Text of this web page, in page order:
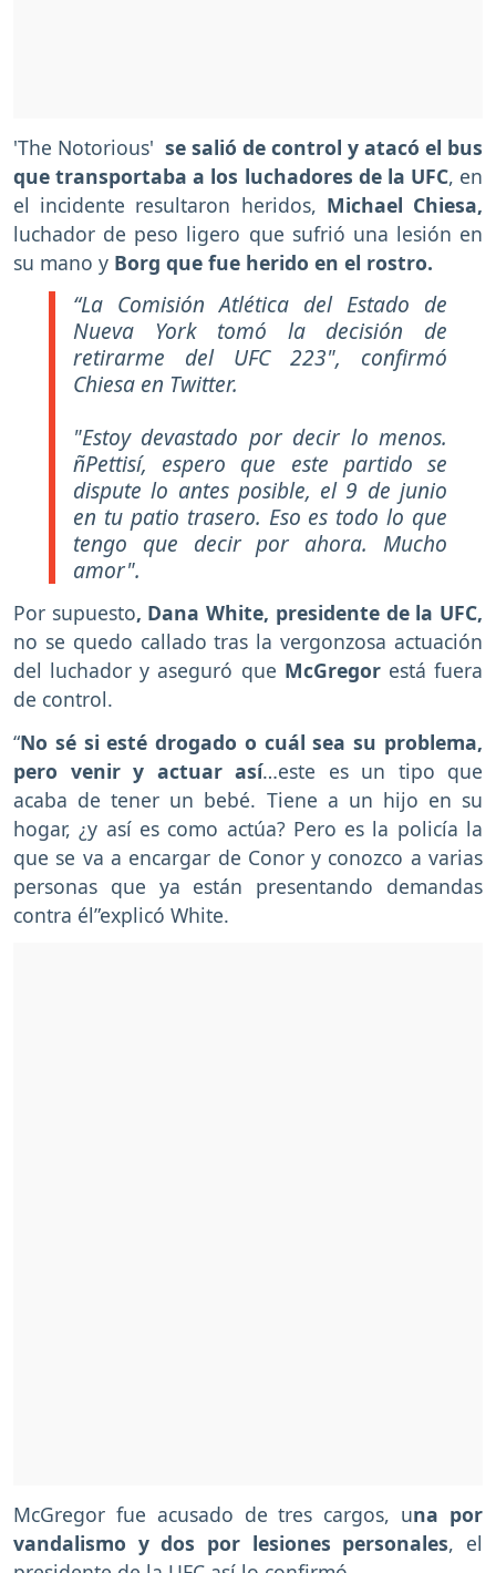
'The Notorious' se salió de control y atacó el bus
que transportaba a los luchadores de la UFC, en
el incidente resultaron heridos, Michael Chiesa,
luchador de peso ligero que sufrió una lesión en
su mano y Borg que fue herido en el rostro.
“La Comisión Atlética del Estado de
Nueva York tomó la decisión de
retirarme del UFC 223", confirmó
Chiesa en Twitter.
"Estoy devastado por decir lo menos.
ñPettisí, espero que este partido se
dispute lo antes posible, el 9 de junio
en tu patio trasero. Eso es todo lo que
tengo que decir por ahora. Mucho
amor".
Por supuesto, Dana White, presidente de la UFC,
no se quedo callado tras la vergonzosa actuación
del luchador y aseguró que McGregor está fuera
de control.
“No sé si esté drogado o cuál sea su problema,
pero venir y actuar así…este es un tipo que
acaba de tener un bebé. Tiene a un hijo en su
hogar, ¿y así es como actúa? Pero es la policía la
que se va a encargar de Conor y conozco a varias
personas que ya están presentando demandas
contra él”explicó White.
McGregor fue acusado de tres cargos, una por
vandalismo y dos por lesiones personales, el